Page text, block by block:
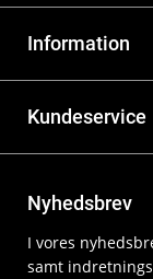
Information
Kundeservice
Nyhedsbrev
I vores
samt